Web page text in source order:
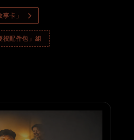
卡」
配件包」組